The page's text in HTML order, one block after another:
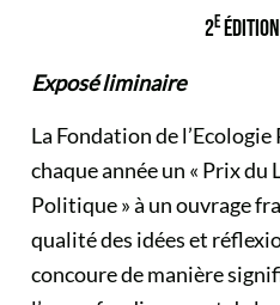
2E
Exposé liminaire
La Fondation de
chaque année un « Prix du
Politique » à un ouvrage
qualité des idées et
concoure de manière